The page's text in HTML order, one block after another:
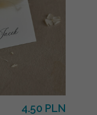
4.50 PLN